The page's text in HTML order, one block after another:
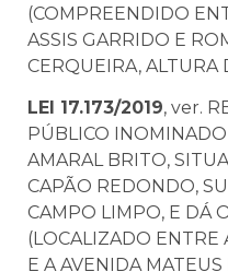
(COMPREENDIDO
ASSIS GARRIDO E
CERQUEIRA, ALTURA
LEI 17.173/2019, ver.
PÚBLICO
AMARAL BRITO,
CAPÃO REDONDO,
CAMPO LIMPO, E DÁ
(LOCALIZADO ENTRE
E A AVENIDA